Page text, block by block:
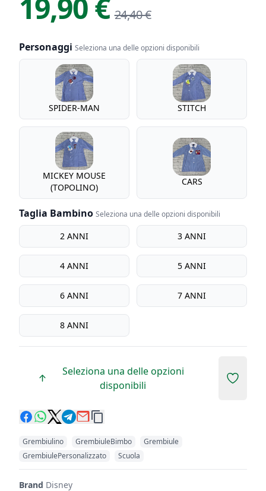
19,90 € 24,40 €
Personaggi Seleziona una delle opzioni disponibili
Personaggi
SPIDER-MAN STITCH
MICKEY MOUSE
(TOPOLINO)
CARS
Taglia Bambino Seleziona una delle opzioni disponibili
Taglia bambino
2 ANNI 3 ANNI
4 ANNI 5 ANNI
6 ANNI 7 ANNI
8 ANNI
Seleziona una delle opzioni
disponibili
Add to
Grembiulino GrembiuleBimbo
Grembiule
GrembiulePersonalizzato
Scuola
Brand Disney